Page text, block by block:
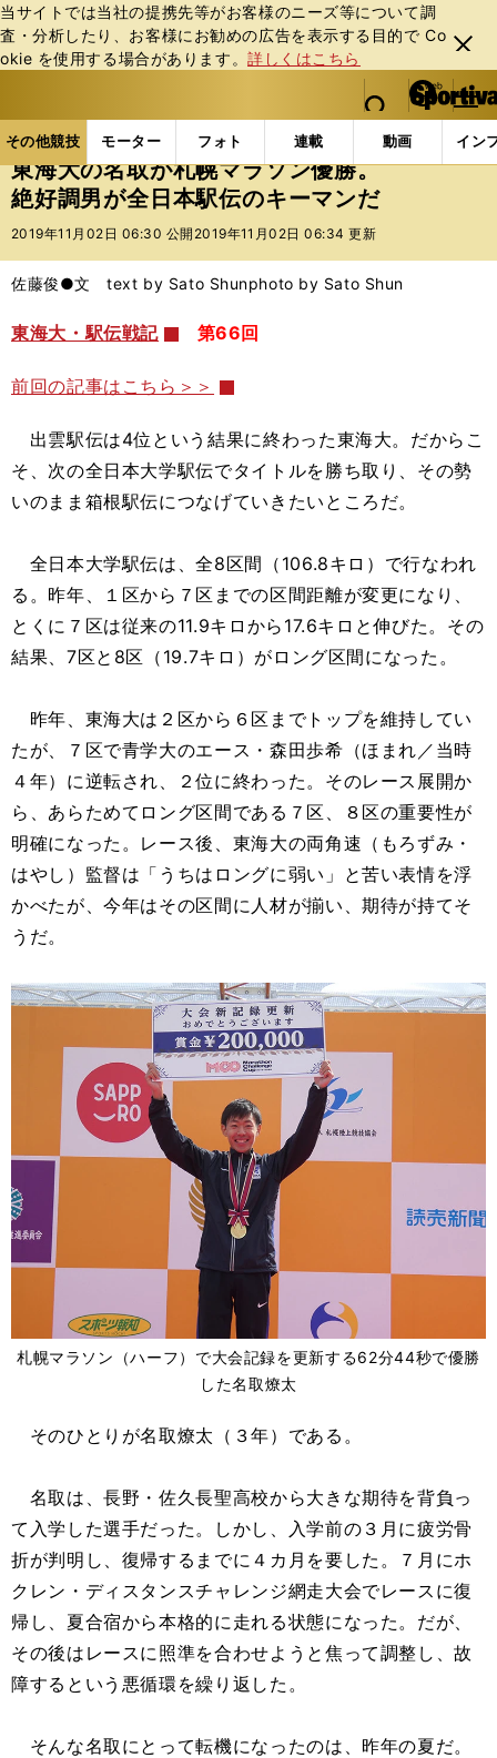
当サイトでは当社の提携先等がお客様のニーズ等について調
査・分析したり、お客様にお勧めの広告を表⽰する⽬的で Co
okie を使⽤する場合があります。詳しくはこちら
閉じ
る
web Sportiva (webスポルティーバ)
検索
マイペ
ー
ジ
メニュ
その他競技 モーター フォト 連載 動画 イン
ス
ポ
ル
バ
その他競技の記事一覧 陸上 東海大の名取が札幌マ
東海大の名取が札幌マラソン優勝。
絶好調男が全日本駅伝のキーマンだ
2019年11月02日 06:30 公開 2019年11月02日 06:34 更新
佐藤俊●文 text by Sato Shunphoto by Sato Shun
東海大・駅伝戦記 第66回
前回の記事はこちら＞＞
出雲駅伝は4位という結果に終わった東海大。だからこ
そ、次の全日本大学駅伝でタイトルを勝ち取り、その勢
いのまま箱根駅伝につなげていきたいところだ。
全日本大学駅伝は、全8区間（106.8キロ）で行なわれ
る。昨年、１区から７区までの区間距離が変更になり、
とくに７区は従来の11.9キロから17.6キロと伸びた。その
結果、7区と8区（19.7キロ）がロング区間になった。
昨年、東海大は２区から６区までトップを維持してい
たが、７区で青学大のエース・森田歩希（ほまれ／当時
４年）に逆転され、２位に終わった。そのレース展開か
ら、あらためてロング区間である７区、８区の重要性が
明確になった。レース後、東海大の両角速（もろずみ・
はやし）監督は「うちはロングに弱い」と苦い表情を浮
かべたが、今年はその区間に人材が揃い、期待が持てそ
うだ。
札幌マラソン（ハーフ）で大会記録を更新する62分44秒で優勝
した名取燎太
そのひとりが名取燎太（３年）である。
名取は、長野・佐久長聖高校から大きな期待を背負っ
て入学した選手だった。しかし、入学前の３月に疲労骨
折が判明し、復帰するまでに４カ月を要した。７月にホ
クレン・ディスタンスチャレンジ網走大会でレースに復
帰し、夏合宿から本格的に走れる状態になった。だが、
その後はレースに照準を合わせようと焦って調整し、故
障するという悪循環を繰り返した。
そんな名取にとって転機になったのは、昨年の夏だ。